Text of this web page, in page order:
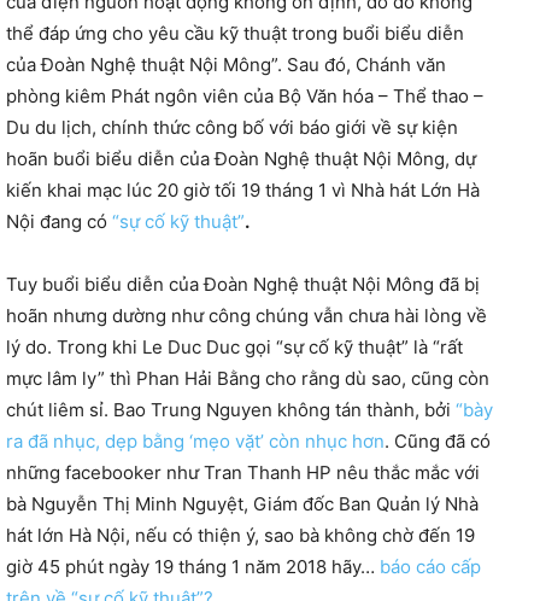
thể đáp ứng cho yêu cầu kỹ thuật trong buổi biểu diễn
của Đoàn Nghệ thuật Nội Mông”. Sau đó, Chánh văn
phòng kiêm Phát ngôn viên của Bộ Văn hóa – Thể thao –
Du du lịch, chính thức công bố với báo giới về sự kiện
hoãn buổi biểu diễn của Đoàn Nghệ thuật Nội Mông, dự
kiến khai mạc lúc 20 giờ tối 19 tháng 1 vì Nhà hát Lớn Hà
Nội đang có “sự cố kỹ thuật”.
Tuy buổi biểu diễn của Đoàn Nghệ thuật Nội Mông đã bị
hoãn nhưng dường như công chúng vẫn chưa hài lòng về
lý do. Trong khi Le Duc Duc gọi “sự cố kỹ thuật” là “rất
mực lâm ly” thì Phan Hải Bằng cho rằng dù sao, cũng còn
chút liêm sỉ. Bao Trung Nguyen không tán thành, bởi “bày
ra đã nhục, dẹp bằng ‘mẹo vặt’ còn nhục hơn. Cũng đã có
những facebooker như Tran Thanh HP nêu thắc mắc với
bà Nguyễn Thị Minh Nguyệt, Giám đốc Ban Quản lý Nhà
hát lớn Hà Nội, nếu có thiện ý, sao bà không chờ đến 19
giờ 45 phút ngày 19 tháng 1 năm 2018 hãy… báo cáo cấp